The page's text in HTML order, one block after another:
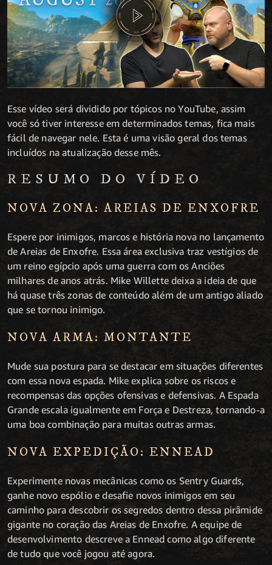
Esse vídeo será dividido por tópicos no YouTube, assim
você só tiver interesse em determinados temas, fica mais
fácil de navegar nele. Esta é uma visão geral dos temas
incluídos na atualização desse mês.
RESUMO DO VÍDEO
NOVA ZONA: AREIAS DE ENXOFRE
Espere por inimigos, marcos e história nova no lançamento
de Areias de Enxofre. Essa área exclusiva traz vestígios de
um reino egípcio após uma guerra com os Anciões
milhares de anos atrás. Mike Willette deixa a ideia de que
há quase três zonas de conteúdo além de um antigo aliado
que se tornou inimigo.
NOVA ARMA: MONTANTE
Mude sua postura para se destacar em situações diferentes
com essa nova espada. Mike explica sobre os riscos e
recompensas das opções ofensivas e defensivas. A Espada
Grande escala igualmente em Força e Destreza, tornando-a
uma boa combinação para muitas outras armas.
NOVA EXPEDIÇÃO: ENNEAD
Experimente novas mecânicas como os Sentry Guards,
ganhe novo espólio e desafie novos inimigos em seu
caminho para descobrir os segredos dentro dessa pirâmide
gigante no coração das Areias de Enxofre. A equipe de
desenvolvimento descreve a Ennead como algo diferente
de tudo que você jogou até agora.